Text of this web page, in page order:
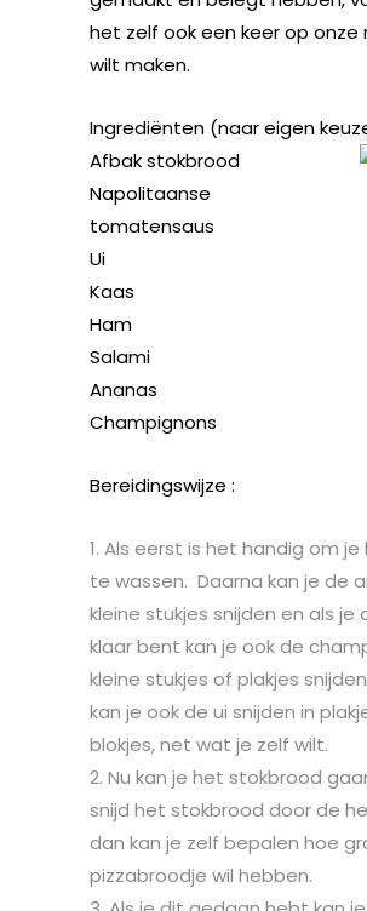
het zelf ook een keer op onze
wilt maken.
Ingrediënten (naar eigen
Afbak stokbrood
Napolitaanse
tomatensaus
Ui
Kaas
Ham
Salami
Ananas
Champignons
Bereidingswijze :
Als eerst is het handig om je
te wassen. Daarna kan je de
kleine stukjes snijden en als je
klaar bent kan je ook de
kleine stukjes of plakjes
kan je ook de ui snijden in
blokjes, net wat je zelf wilt.
Nu kan je het stokbrood
snijd het stokbrood door de
dan kan je zelf bepalen hoe
pizzabroodje wil hebben.